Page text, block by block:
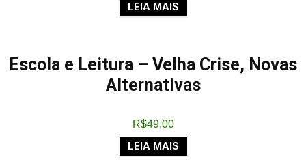
LEIA MAIS
Escola e Leitura – Velha Crise, Novas
Alternativas
R$49,00
LEIA MAIS